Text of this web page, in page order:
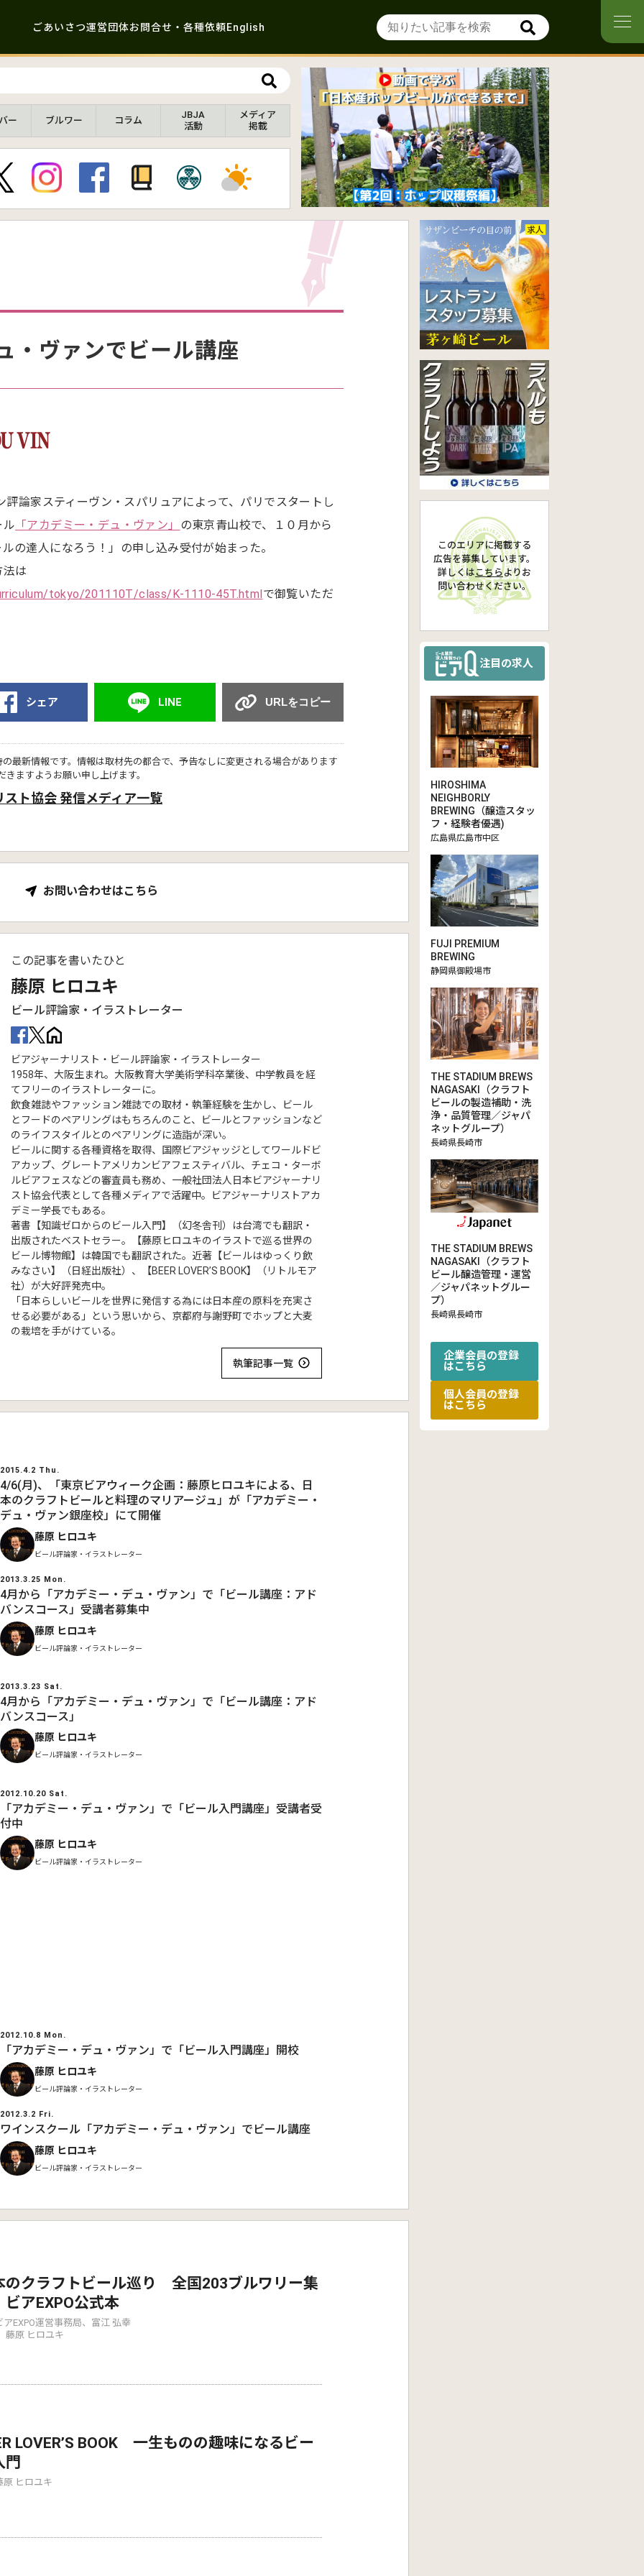
ごあいさつ運営団体お問合せ・各種依頼English
ー ブルワー コラム
JBJA
活動
メディア
掲載
・ヴァンでビール講座
論家スティーヴン・スパリュアによって、パリでスタートし
ル 「アカデミー・デュ・ヴァン」 の東京青山校で、１０月から
の達人になろう！」の申し込み受付が始まった。
は
tokyo/201110T/class/K-1110-45T.htmlで御覧いただ
シェア LINE URLをコピー
最新情報です。情報は取材先の都合で、予告なしに変更される場合があります
ますようお願い申し上げます。
ト協会 発信メディア一覧
お問い合わせはこちら
この記事を書いたひと
藤原 ヒロユキ
ビール評論家・イラストレーター
ビアジャーナリスト・ビール評論家・イラストレーター
1958年、大阪生まれ。大阪教育大学美術学科卒業後、中学教員を経
てフリーのイラストレーターに。
飲食雑誌やファッション雑誌での取材・執筆経験を生かし、ビール
とフードのペアリングはもちろんのこと、ビールとファッションなど
のライフスタイルとのペアリングに造詣が深い。
ビールに関する各種資格を取得、国際ビアジャッジとしてワールドビ
アカップ、グレートアメリカンビアフェスティバル、チェコ・ターボ
ルビアフェスなどの審査員も務め、一般社団法人日本ビアジャーナリ
スト協会代表として各種メディアで活躍中。ビアジャーナリストアカ
デミー学長でもある。
著書【知識ゼロからのビール入門】（幻冬舎刊）は台湾でも翻訳・
出版されたベストセラー。【藤原ヒロユキのイラストで巡る世界の
ビール博物館】は韓国でも翻訳された。近著【ビールはゆっくり飲
みなさい】（日経出版社）、【BEER LOVER’S BOOK】（リトルモア
社）が大好評発売中。
「日本らしいビールを世界に発信する為には日本産の原料を充実さ
せる必要がある」という思いから、京都府与謝野町でホップと大麦
の栽培を手がけている。
執筆記事一覧
2015.4.2 Thu.
4/6(月)、「東京ビアウィーク企画：藤原ヒロユキによる、日
本のクラフトビールと料理のマリアージュ」が「アカデミー・
デュ・ヴァン銀座校」にて開催
藤原 ヒロユキ
ビール評論家・イラストレーター
2013.3.25 Mon.
4月から「アカデミー・デュ・ヴァン」で「ビール講座：アド
バンスコース」受講者募集中
藤原 ヒロユキ
ビール評論家・イラストレーター
2013.3.23 Sat.
4月から「アカデミー・デュ・ヴァン」で「ビール講座：アド
バンスコース」
藤原 ヒロユキ
ビール評論家・イラストレーター
2012.10.20 Sat.
「アカデミー・デュ・ヴァン」で「ビール入門講座」受講者受
付中
藤原 ヒロユキ
ビール評論家・イラストレーター
2012.10.8 Mon.
「アカデミー・デュ・ヴァン」で「ビール入門講座」開校
藤原 ヒロユキ
ビール評論家・イラストレーター
2012.3.2 Fri.
ワインスクール「アカデミー・デュ・ヴァン」でビール講座
藤原 ヒロユキ
ビール評論家・イラストレーター
のクラフトビール巡り 全国203ブルワリー集
ビアEXPO公式本
アEXPO運営事務局、富江 弘幸
藤原 ヒロユキ
LOVER’S BOOK 一生ものの趣味になるビー
門
原 ヒロユキ
このエリアに掲載する
広告を募集しています。
詳しくは こちらより お
問い合わせください。
注目の求人
HIROSHIMA
NEIGHBORLY
BREWING（醸造スタッ
フ・経験者優遇)
広島県広島市中区
FUJI PREMIUM
BREWING
静岡県御殿場市
THE STADIUM BREWS
NAGASAKI（クラフト
ビールの製造補助・洗
浄・品質管理／ジャパ
ネットグループ）
長崎県長崎市
THE STADIUM BREWS
NAGASAKI（クラフト
ビール醸造管理・運営
／ジャパネットグルー
プ）
長崎県長崎市
企業会員の登録
はこちら
個人会員の登録
はこちら